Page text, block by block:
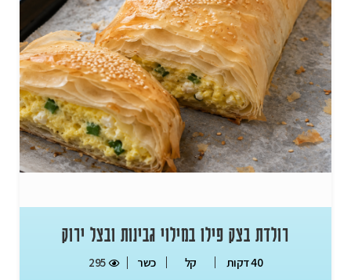
רולדת בצק פילו במילוי גבינות ובצל ירוק
40 דקות קל כשר 295